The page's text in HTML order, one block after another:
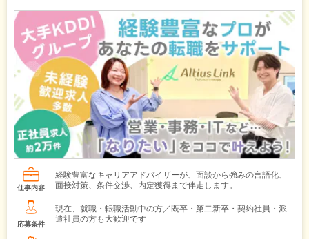
仕事内容
経験豊富なキャリアアドバイザーが、面談から強みの言語化、
面接対策、条件交渉、内定獲得まで伴走します。
応募条件
現在、就職・転職活動中の方／既卒・第二新卒・契約社員・派
遣社員の方も大歓迎です